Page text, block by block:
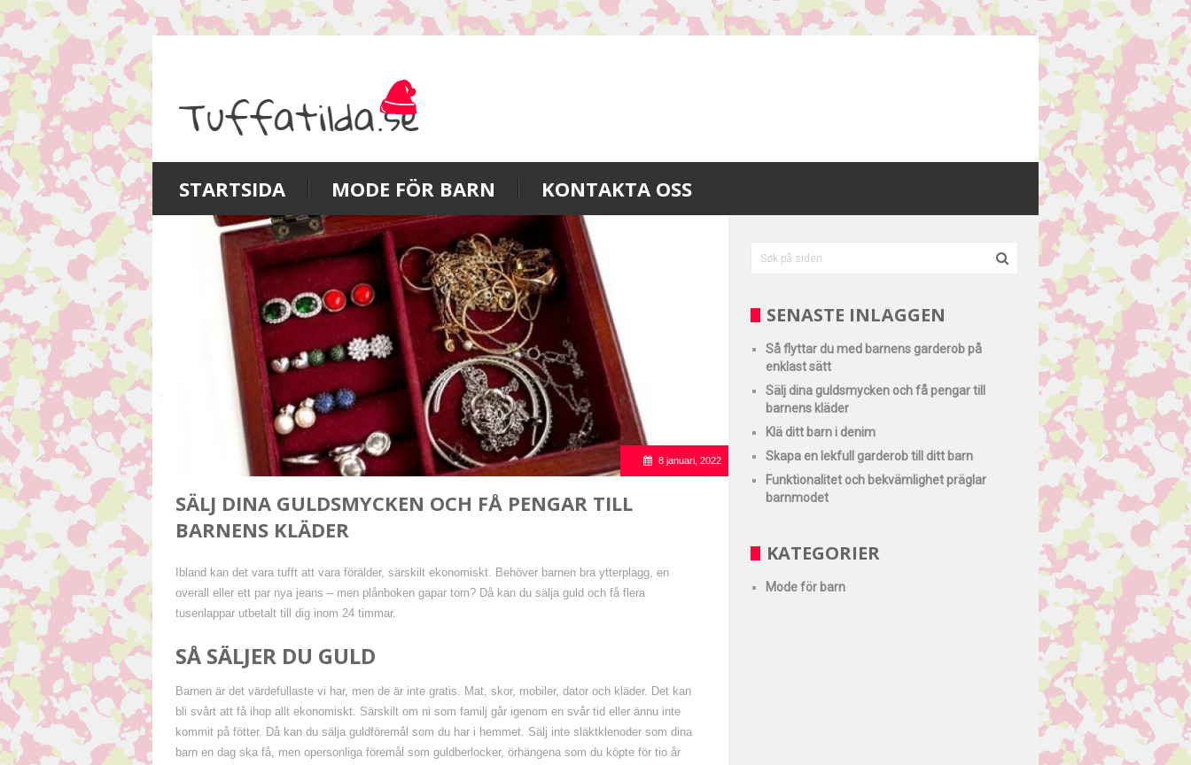
STARTSIDA MODE FÖR BARN KONTAKTA OSS
8 januari, 2022
SÄLJ DINA GULDSMYCKEN OCH FÅ PENGAR TILL
BARNENS KLÄDER
Ibland kan det vara tufft att vara förälder, särskilt ekonomiskt. Behöver barnen bra ytterplagg, en
overall eller ett par nya jeans – men plånboken gapar tom? Då kan du sälja guld och få flera
tusenlappar utbetalt till dig inom 24 timmar.
SÅ SÄLJER DU GULD
Barnen är det värdefullaste vi har, men de är inte gratis. Mat, skor, mobiler, dator och kläder. Det kan
bli svårt att få ihop allt ekonomiskt. Särskilt om ni som familj går igenom en svår tid eller ännu inte
kommit på fötter. Då kan du sälja guldföremål som du har i hemmet. Sälj inte släktklenoder som dina
barn en dag ska få, men opersonliga föremål som guldberlocker, örhängena som du köpte för tio år
SENASTE INLÄGGEN
Så flyttar du med barnens garderob på
enklast sätt
Sälj dina guldsmycken och få pengar till
barnens kläder
Klä ditt barn i denim
Skapa en lekfull garderob till ditt barn
Funktionalitet och bekvämlighet präglar
barnmodet
KATEGORIER
Mode för barn